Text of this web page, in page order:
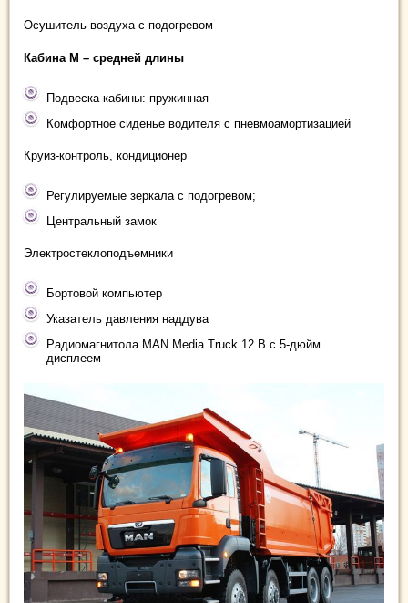
Осушитель воздуха с подогревом
Кабина М – средней длины
Подвеска кабины: пружинная
Комфортное сиденье водителя с пневмоамортизацией
Круиз-контроль, кондиционер
Регулируемые зеркала с подогревом;
Центральный замок
Электростеклоподъемники
Бортовой компьютер
Указатель давления наддува
Радиомагнитола MAN Media Truck 12 В c 5-дюйм.
дисплеем